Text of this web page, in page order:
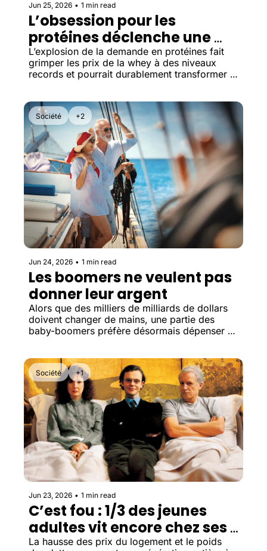
Jun 25, 2026 • 1 min read
L’obsession pour les
protéines déclenche une
pénurie
L’explosion de la demande en protéines fait
grimper les prix de la whey à des niveaux
records et pourrait durablement transformer
Société +2
Jun 24, 2026 • 1 min read
Les boomers ne veulent pas
donner leur argent
Alors que des milliers de milliards de dollars
doivent changer de mains, une partie des
baby-boomers préfère désormais dépenser
Société +1
Jun 23, 2026 • 1 min read
C’est fou : 1/3 des jeunes
adultes vit encore chez ses
parents
La hausse des prix du logement et le poids